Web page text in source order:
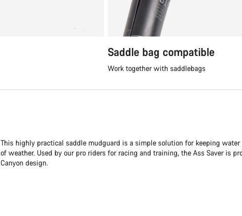
Saddle bag compatible
Work together with saddlebags
This highly practical saddle mudguard is a simple solution for keeping
of weather. Used by our pro riders for racing and training, the Ass Saver is
Canyon design.